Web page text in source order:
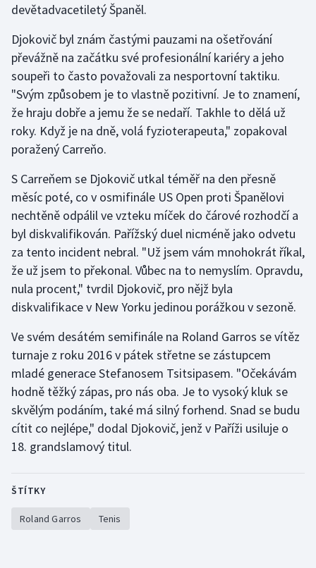
Vodní slalom
Volejbal
Ostatní
devětadvacetiletý Španěl.
Djokovič byl znám častými pauzami na ošetřování
převážně na začátku své profesionální kariéry a jeho
soupeři to často považovali za nesportovní taktiku.
"Svým způsobem je to vlastně pozitivní. Je to znamení,
že hraju dobře a jemu že se nedaří. Takhle to dělá už
roky. Když je na dně, volá fyzioterapeuta," zopakoval
poražený Carreňo.
S Carreňem se Djokovič utkal téměř na den přesně
měsíc poté, co v osmifinále US Open proti Španělovi
nechtěně odpálil ve vzteku míček do čárové rozhodčí a
byl diskvalifikován. Pařížský duel nicméně jako odvetu
za tento incident nebral. "Už jsem vám mnohokrát říkal,
že už jsem to překonal. Vůbec na to nemyslím. Opravdu,
nula procent," tvrdil Djokovič, pro nějž byla
diskvalifikace v New Yorku jedinou porážkou v sezoně.
Ve svém desátém semifinále na Roland Garros se vítěz
turnaje z roku 2016 v pátek střetne se zástupcem
mladé generace Stefanosem Tsitsipasem. "Očekávám
hodně těžký zápas, pro nás oba. Je to vysoký kluk se
skvělým podáním, také má silný forhend. Snad se budu
cítit co nejlépe," dodal Djokovič, jenž v Paříži usiluje o
18. grandslamový titul.
ŠTÍTKY
Roland Garros Tenis